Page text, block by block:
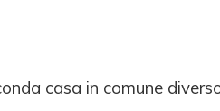
casa in comune